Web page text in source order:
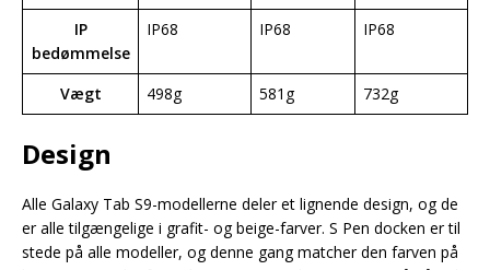
IP
bedømmelse
IP68 IP68 IP68
Vægt 498g 581g 732g
Design
Alle Galaxy Tab S9-modellerne deler et lignende design, og de
er alle tilgængelige i grafit- og beige-farver. S Pen docken er til
stede på alle modeller, og denne gang matcher den farven på